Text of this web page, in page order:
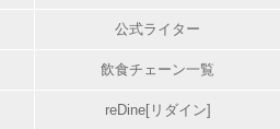
公式ライター
飲食チェーン一覧
reDine[リダイン]